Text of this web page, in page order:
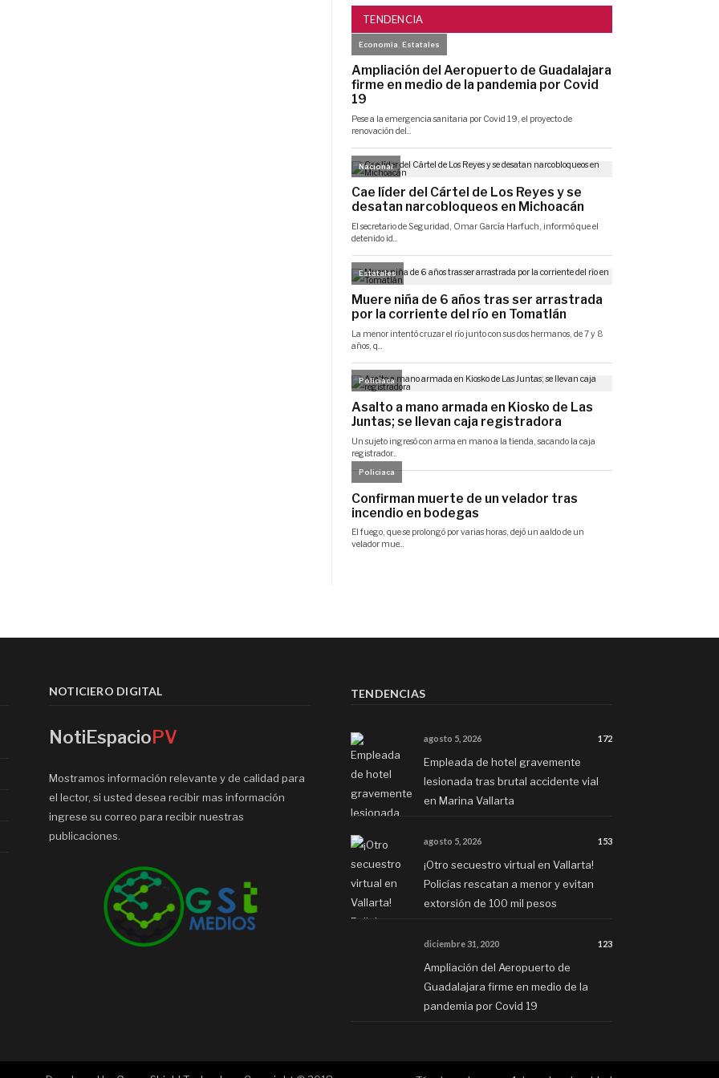
TENDENCIA
NOTICIERO DIGITAL
NotiEspacioPV
Mostramos información relevante y de calidad para
el lector, si usted desea recibir mas información
ingrese su correo para recibir nuestras
publicaciones.
TENDENCIAS
agosto 5, 2026 172
Empleada de hotel gravemente
lesionada tras brutal accidente vial
en Marina Vallarta
agosto 5, 2026 153
¡Otro secuestro virtual en Vallarta!
Policías rescatan a menor y evitan
extorsión de 100 mil pesos
diciembre 31, 2020 123
Ampliación del Aeropuerto de
Guadalajara firme en medio de la
pandemia por Covid 19